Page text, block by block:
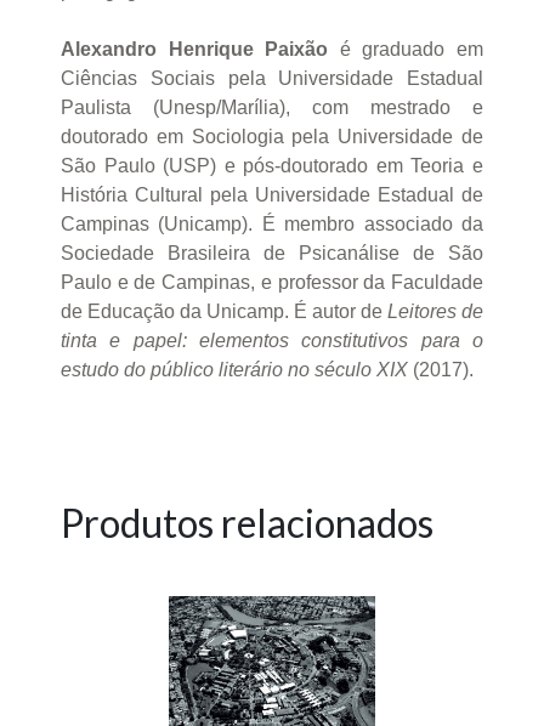
Alexandro Henrique Paixão é graduado em
Ciências Sociais pela Universidade Estadual
Paulista (Unesp/Marília), com mestrado e
doutorado em Sociologia pela Universidade de
São Paulo (USP) e pós-doutorado em Teoria e
História Cultural pela Universidade Estadual de
Campinas (Unicamp). É membro associado da
Sociedade Brasileira de Psicanálise de São
Paulo e de Campinas, e professor da Faculdade
de Educação da Unicamp. É autor de Leitores de
tinta e papel: elementos constitutivos para o
estudo do público literário no século XIX (2017).
Produtos relacionados